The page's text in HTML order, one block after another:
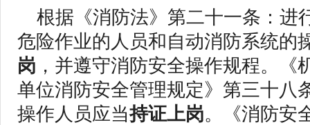
根据《消防法》第二十一条：进
危险作业的人员和自动消防系统的
岗 ，并遵守消防安全操作规程。《
单位消防安全管理规定》第三十八
操作人员应当持证上岗。《消防安